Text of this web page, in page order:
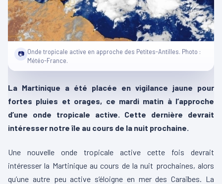
📷 Onde tropicale active en approche des Petites-Antilles. Photo :
Météo-France.
La Martinique a été placée en vigilance jaune pour
fortes pluies et orages, ce mardi matin à l’approche
d’une onde tropicale active. Cette dernière devrait
intéresser notre île au cours de la nuit prochaine.
Une nouvelle onde tropicale active cette fois devrait
intéresser la Martinique au cours de la nuit prochaines, alors
qu’une autre peu active s’éloigne en mer des Caraïbes. La